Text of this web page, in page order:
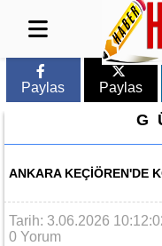
Paylas Paylas
ANKARA KEÇIÖREN'DE
Tarih: 3.06.2026
0 Yorum